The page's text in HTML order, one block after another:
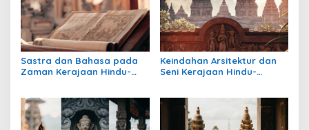
Sastra dan Bahasa pada
Zaman Kerajaan Hindu-
Keindahan Arsitektur dan
Seni Kerajaan Hindu-